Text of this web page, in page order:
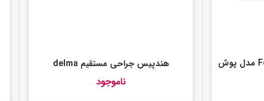
توربین نوری Foshan Wenjian مدل پوش
هندپیس جراحی مستقیم delma
ناموجود